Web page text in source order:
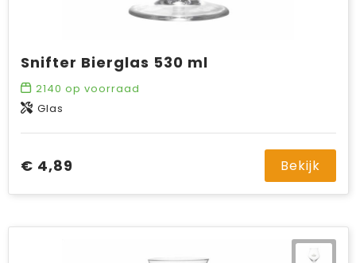
Snifter Bierglas 530 ml
2140 op voorraad
Glas
€ 4,89 Bekijk